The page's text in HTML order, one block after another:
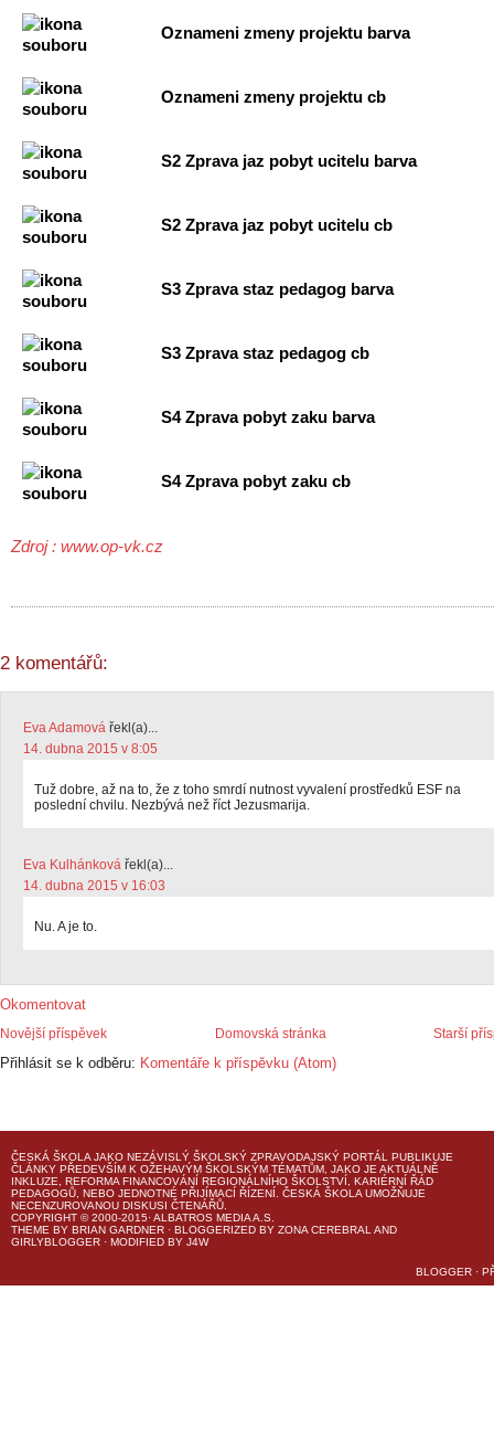
Oznameni zmeny projektu barva
Oznameni zmeny projektu cb
S2 Zprava jaz pobyt ucitelu barva
S2 Zprava jaz pobyt ucitelu cb
S3 Zprava staz pedagog barva
S3 Zprava staz pedagog cb
S4 Zprava pobyt zaku barva
S4 Zprava pobyt zaku cb
Zdroj : www.op-vk.cz
2 komentářů:
Eva Adamová řekl(a)...
14. dubna 2015 v 8:05
Tuž dobre, až na to, že z toho smrdí nutnost vyvalení prostředků ESF na
poslední chvilu. Nezbývá než říct Jezusmarija.
Eva Kulhánková řekl(a)...
14. dubna 2015 v 16:03
Nu. A je to.
Okomentovat
Novější příspěvek Starší
Domovská stránka
Přihlásit se k odběru: Komentáře k příspěvku (Atom)
ČESKÁ ŠKOLAJAKO NEZÁVISLÝ ŠKOLSKÝ ZPRAVODAJSKÝ PORTÁL PUBLIKUJE
ČLÁNKY PŘEDEVŠÍM K OŽEHAVÝM ŠKOLSKÝM TÉMATŮM, JAKO JE AKTUÁLNĚ
INKLUZE, REFORMA FINANCOVÁNÍ REGIONÁLNÍHO ŠKOLSTVÍ, KARIÉRNÍ ŘÁD
PEDAGOGŮ, NEBO JEDNOTNÉ PŘIJÍMACÍ ŘÍZENÍ. ČESKÁ ŠKOLAUMOŽŇUJE
NECENZUROVANOU DISKUSI ČTENÁŘŮ.
COPYRIGHT © 2000-2015· ALBATROS MEDIA A.S.
THEME BY BRIAN GARDNER · BLOGGERIZED BY ZONA CEREBRALAND
GIRLYBLOGGER · MODIFIED BY J4W
BLOGGER ·